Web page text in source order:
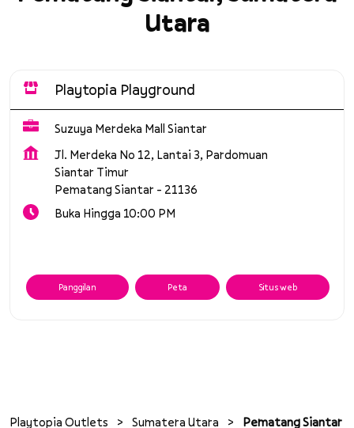
Utara
Playtopia Playground
Suzuya Merdeka Mall Siantar
Jl. Merdeka No 12, Lantai 3, Pardomuan
Siantar Timur
Pematang Siantar - 21136
Buka Hingga 10:00 PM
Panggilan Peta Situs web
Playtopia Outlets Sumatera Utara Pematang Siantar